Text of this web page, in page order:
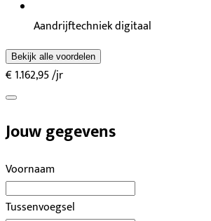
Aandrijftechniek digitaal
Bekijk alle voordelen
€ 1.162,95/jr
Jouw gegevens
Voornaam
Tussenvoegsel